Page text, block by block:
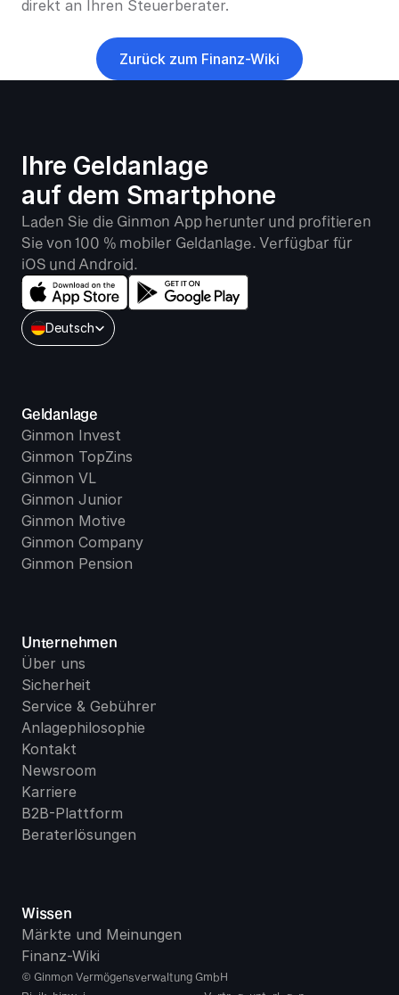
direkt an Ihren Steuerberater.
Zurück zum Finanz-Wiki
Ihre Geldanlage
auf dem Smartphone
Laden Sie die Ginmon App herunter und profitieren
Sie von 100 % mobiler Geldanlage. Verfügbar für
iOS und Android.
Select Language
Deutsch
Geldanlage
Ginmon Invest
Ginmon TopZins
Ginmon VL
Ginmon Junior
Ginmon Motive
Ginmon Company
Ginmon Pension
Unternehmen
Über uns
Sicherheit
Service & Gebühren
Anlagephilosophie
Kontakt
Newsroom
Karriere
B2B-Plattform
Beraterlösungen
Wissen
Märkte und Meinungen
Finanz-Wiki
© Ginmon Vermögensverwaltung GmbH